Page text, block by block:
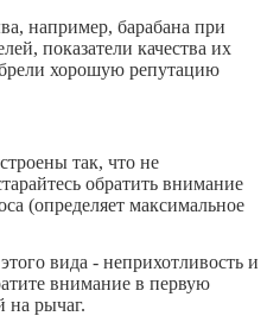
например, барабана при
показатели качества их
хорошую репутацию
так, что не
обратить внимание
(определяет максимальное
вида - неприхотливость и
внимание в первую
на рычаг.